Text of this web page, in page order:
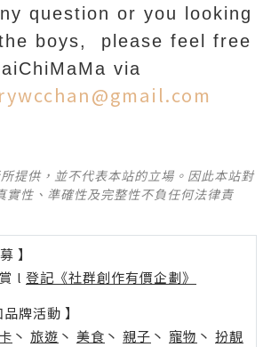
question or you looking
boys, please feel free
via
提供，並不代表本站的立場。因此本站對
實性、準確性及完整性不負任何法律責
】
l 登記《社群創作有價企劃》
牌活動 】
丶 旅遊 丶 美食 丶 親子 丶 寵物 丶 扮靚